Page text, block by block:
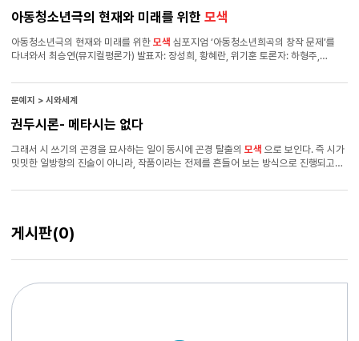
떨어뜨린 날처럼 결코 생의 시작점이 될 수는 없을 법한 장면이 당당히 자리하고 있다.
있는 그 장면에 걸려 넘어질 뿐이다. 이쯤 되면 그 장면이 정말로 생의 기원인지의 진위
여부는 중요치 않다.
아동청소년극의 현재와 미래를 위한 모색
아동청소년극의 현재와 미래를 위한 모색
다녀와서 최승연(뮤지컬평론가) 발표자: 장성희, 황혜란, 위기훈 토론자: 하형주,
30분 장소: 예술가의 집 다목적홀 왜 아동청소년희곡의 ‘창작 문제’인가 2015년
제23회 아시테지 국제여름축제 기간 중 ‘아동청소년희곡의 창작 문제’라는 제목으로
보여주고 있는 단체인 아시테지 한국본부가 본격적으로 아동청소년극의 ‘창작 문제’를
처음으로 기획한 아동청소년극 심포지엄이 ‘창작 문제’를 초점화하고 있다는 점은 몇
가지 중요한 의미를 갖고 있다.
문예지 > 시와세계
권두시론- 메타시는 없다
그래서 시 쓰기의 곤경을 묘사하는 일이 동시에 곤경 탈출의 모색 으로 보인다. 즉 시가
밋밋한 일방향의 진술이 아니라, 작품이라는 전제를 흔들어 보는 방식으로 진행되고
도입하는 것 이다. 시인이라는 현장성이 투입되고 그의 기획의 성패를 그대로 보
언어 너머에서 작용하는 또 한 층위의 언어가 가정되는 것이다. 이러한 방식이 언어의
곤경을 뚫고 나가는 길로 여겨지게 만든다. 「안락의자와 시」외에도 떠오르는 시가
있다. 장정일의 「길안에 서의 택시잡기」도 비슷한 여정을 보여준다. 계속 종이를 갈아
상당히 흡사한 길을 간다.
게시판(0)